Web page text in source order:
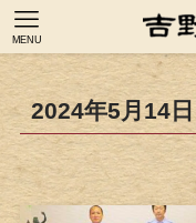
MENU
2024年5月14日